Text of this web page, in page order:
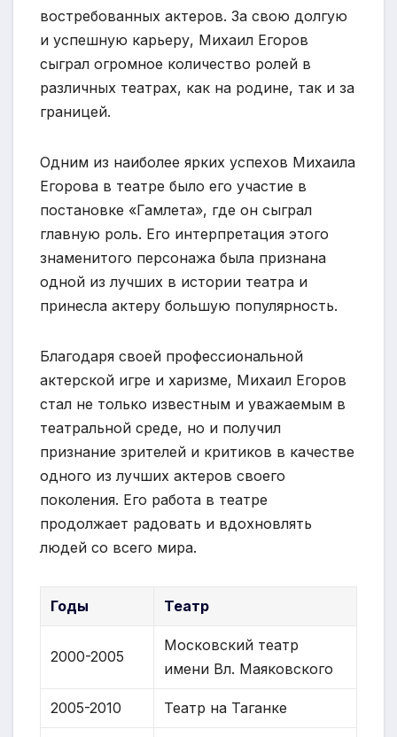
востребованных актеров. За свою долгую
и успешную карьеру, Михаил Егоров
сыграл огромное количество ролей в
различных театрах, как на родине, так и за
границей.
Одним из наиболее ярких успехов Михаила
Егорова в театре было его участие в
постановке «Гамлета», где он сыграл
главную роль. Его интерпретация этого
знаменитого персонажа была признана
одной из лучших в истории театра и
принесла актеру большую популярность.
Благодаря своей профессиональной
актерской игре и харизме, Михаил Егоров
стал не только известным и уважаемым в
театральной среде, но и получил
признание зрителей и критиков в качестве
одного из лучших актеров своего
поколения. Его работа в театре
продолжает радовать и вдохновлять
людей со всего мира.
Годы Театр
2000-2005
Московский театр
имени Вл. Маяковского
2005-2010 Театр на Таганке